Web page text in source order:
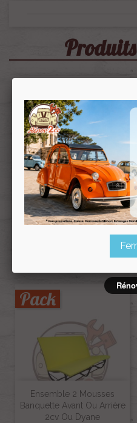
Toile D'assise En Jute Pour
Banquette Et Sièges Séparés
De 2cv Dyane Acadiane
Ref :000466
3,57 €
Ensemble 2 Mousses
Banquette Avant Ou Arrière
2cv Ou Dyane
Pack